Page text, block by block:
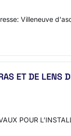
Villeneuve
ET DE LENS